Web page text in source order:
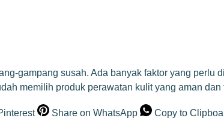
gampang susah. Ada banyak faktor yang
memilih produk perawatan kulit yang aman dan
Share on WhatsApp Copy to